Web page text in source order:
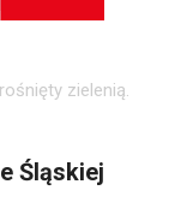
zielenią.
Śląskiej